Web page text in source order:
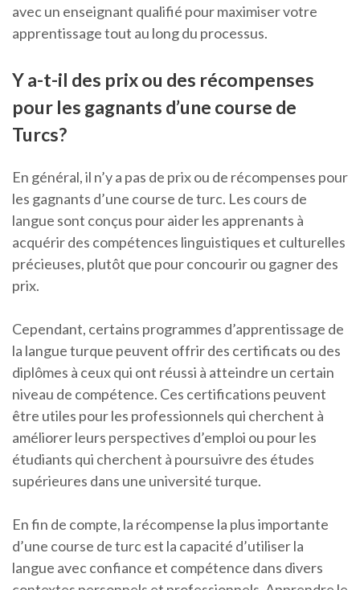
avec un enseignant qualifié pour maximiser votre
apprentissage tout au long du processus.
Y a-t-il des prix ou des récompenses
pour les gagnants d’une course de
Turcs?
En général, il n’y a pas de prix ou de récompenses pour
les gagnants d’une course de turc. Les cours de
langue sont conçus pour aider les apprenants à
acquérir des compétences linguistiques et culturelles
précieuses, plutôt que pour concourir ou gagner des
prix.
Cependant, certains programmes d’apprentissage de
la langue turque peuvent offrir des certificats ou des
diplômes à ceux qui ont réussi à atteindre un certain
niveau de compétence. Ces certifications peuvent
être utiles pour les professionnels qui cherchent à
améliorer leurs perspectives d’emploi ou pour les
étudiants qui cherchent à poursuivre des études
supérieures dans une université turque.
En fin de compte, la récompense la plus importante
d’une course de turc est la capacité d’utiliser la
langue avec confiance et compétence dans divers